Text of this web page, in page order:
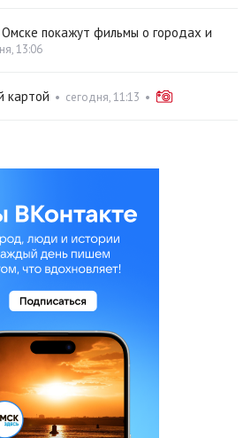
покажут фильмы о городах и
13:06
картой • сегодня, 11:13 •